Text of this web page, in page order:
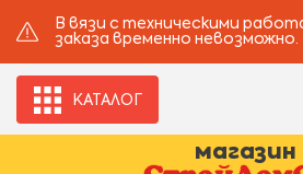
В вязи с техническими
заказа временно невозможно.
КАТАЛОГ
магазин